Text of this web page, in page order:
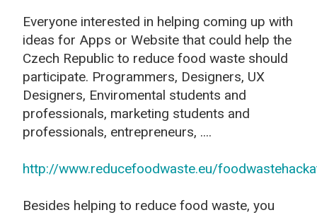
Everyone interested in helping coming up with
ideas for Apps or Website that could help the
Czech Republic to reduce food waste should
participate. Programmers, Designers, UX
Designers, Enviromental students and
professionals, marketing students and
professionals, entrepreneurs, ....
http://www.reducefoodwaste.eu/
Besides helping to reduce food waste, you